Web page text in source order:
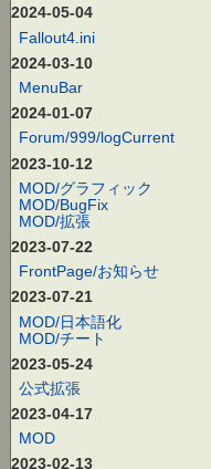
2024-05-04
Fallout4.ini
2024-03-10
MenuBar
2024-01-07
Forum/999/logCurrent
2023-10-12
MOD/グラフィック
MOD/BugFix
MOD/拡張
2023-07-22
FrontPage/お知らせ
2023-07-21
MOD/日本語化
MOD/チート
2023-05-24
公式拡張
2023-04-17
MOD
2023-02-13